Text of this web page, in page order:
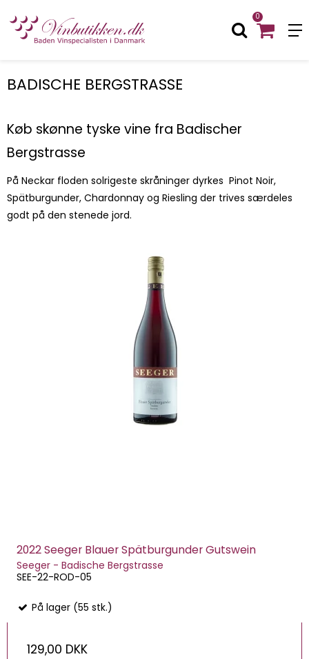
0
BADISCHE BERGSTRASSE
Køb skønne tyske vine fra Badischer
Bergstrasse
På Neckar floden solrigeste skråninger dyrkes Pinot Noir,
Spätburgunder, Chardonnay og Riesling der trives særdeles
godt på den stenede jord.
2022 Seeger Blauer Spätburgunder Gutswein
Seeger - Badische Bergstrasse
SEE-22-ROD-05
På lager (55 stk.)
129,00 DKK